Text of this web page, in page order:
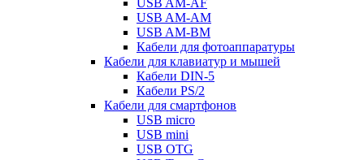
USB AM-AM
USB AM-BM
Кабели для фотоаппаратуры
Кабели для клавиатур и мышей
Кабели DIN-5
Кабели PS/2
Кабели для смартфонов
USB micro
USB mini
USB OTG